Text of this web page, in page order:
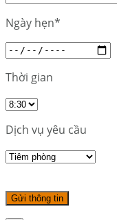
Ngày hẹn*
Thời gian
Dịch vụ yêu cầu